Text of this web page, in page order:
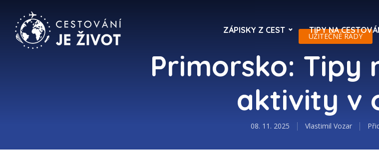
ZÁPISKY Z CEST TIPY NA
UŽITEČNÉ RADY
Primorsko: Tipy
aktivity v
08. 11. 2025 Vlastimil Vozar